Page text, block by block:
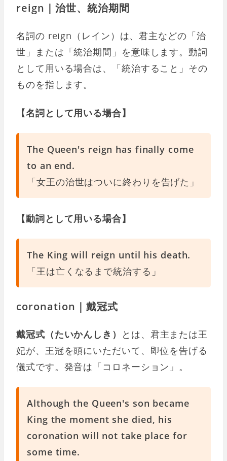
reign｜治世、統治期間
名詞の reign（レイン）は、君主などの「治
世」または「統治期間」を意味します。動詞
として用いる場合は、「統治すること」その
ものを指します。
【名詞として用いる場合】
The Queen's reign has finally come
to an end.
「女王の治世はついに終わりを告げた」
【動詞として用いる場合】
The King will reign until his death.
「王は亡くなるまで統治する」
coronation｜戴冠式
戴冠式（たいかんしき）
とは、君主または王
妃が、王冠を頭にいただいて、即位を告げる
儀式です。発音は「コロネーション」。
Although the Queen's son became
King the moment she died, his
coronation will not take place for
some time.